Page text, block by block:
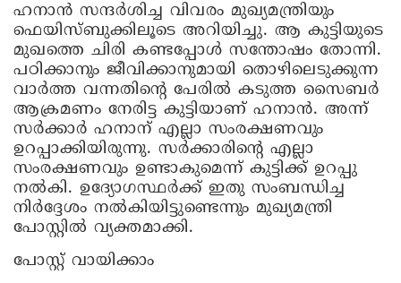
ഹനാന്‍ സന്ദര്‍ശിച്ച വിവരം മുഖ്യമന്ത്രിയും
ഫെയിസ്ബുക്കിലൂടെ അറിയിച്ചു. ആ കുട്ടിയുടെ
മുഖത്തെ ചിരി കണ്ടപ്പോള്‍ സന്തോഷം തോന്നി.
പഠിക്കാനും ജീവിക്കാനുമായി തൊഴിലെടുക്കുന്ന
വാര്‍ത്ത വന്നതിന്റെ പേരില്‍ കടുത്ത സൈബര്‍
ആക്രമണം നേരിട്ട കുട്ടിയാണ് ഹനാന്‍. അന്ന്
സര്‍ക്കാര്‍ ഹനാന് എല്ലാ സംരക്ഷണവും
ഉറപ്പാക്കിയിരുന്നു. സര്‍ക്കാരിന്റെ എല്ലാ
സംരക്ഷണവും ഉണ്ടാകുമെന്ന് കുട്ടിക്ക് ഉറപ്പു
നല്‍കി. ഉദ്യോഗസ്ഥര്‍ക്ക് ഇതു സംബന്ധിച്ച
നിര്‍ദ്ദേശം നല്‍കിയിട്ടുണ്ടെന്നും മുഖ്യമന്ത്രി
പോസ്റ്റില്‍ വ്യക്തമാക്കി.
പോസ്റ്റ് വായിക്കാം